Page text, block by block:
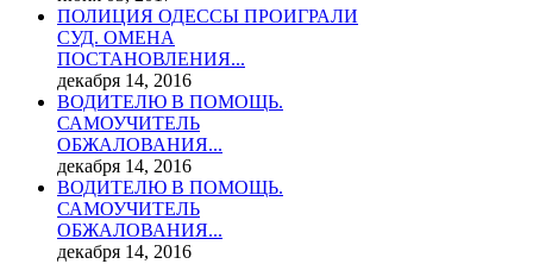
ПОЛИЦИЯ ОДЕССЫ ПРОИГРАЛИ
СУД. ОМЕНА
ПОСТАНОВЛЕНИЯ...
декабря 14, 2016
ВОДИТЕЛЮ В ПОМОЩЬ.
САМОУЧИТЕЛЬ
ОБЖАЛОВАНИЯ...
декабря 14, 2016
ВОДИТЕЛЮ В ПОМОЩЬ.
САМОУЧИТЕЛЬ
ОБЖАЛОВАНИЯ...
декабря 14, 2016